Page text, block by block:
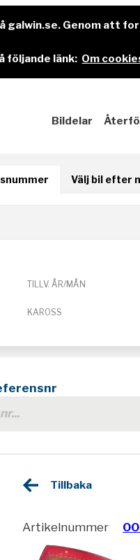
galwin.se. Genom att
följande länk: Om
Bildelar
Välj bil efter
TILLV. ÅR/MÅN
KAROSS
Tillbaka
Artikelnummer